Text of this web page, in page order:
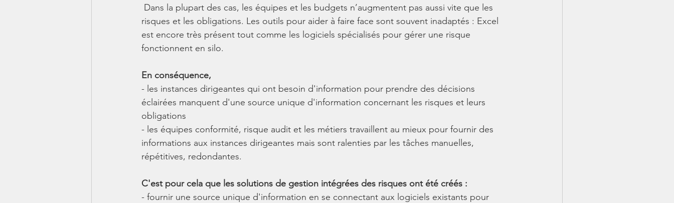
risques et les obligations. Les outils pour aider à faire face sont souvent inadaptés : Excel
est encore très présent tout comme les logiciels spécialisés pour gérer une risque
fonctionnent en silo.
En conséquence,
- les instances dirigeantes qui ont besoin d'information pour prendre des décisions
éclairées manquent d'une source unique d'information concernant les risques et leurs
obligations
- les équipes conformité, risque audit et les métiers travaillent au mieux pour fournir des
informations aux instances dirigeantes mais sont ralenties par les tâches manuelles,
répétitives, redondantes.
C'est pour cela que les solutions de gestion intégrées des risques ont été créés :
- fournir une source unique d'information en se connectant aux logiciels existants pour